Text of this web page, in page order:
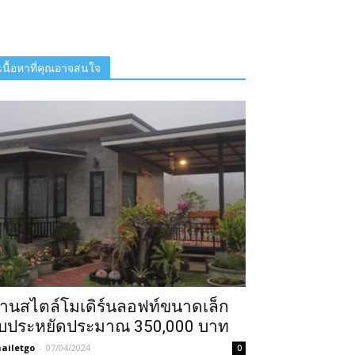
นื้อหาที่คุณอาจสนใจ
นสไตล์โมเดิร์นลอฟท์ขนาดเล็ก
ประหยัดประมาณ 350,000 บาท
- 07/04/2024 0